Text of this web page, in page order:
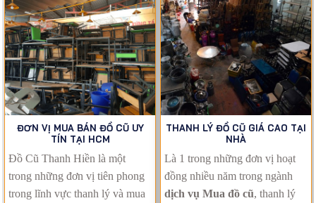
ĐƠN VỊ MUA BÁN ĐỒ CŨ UY
TÍN TẠI HCM
Đồ Cũ Thanh Hiền là một
trong những đơn vị tiên phong
trong lĩnh vực thanh lý và mua
THANH LÝ ĐỒ CŨ GIÁ CAO TẠI
NHÀ
Là 1 trong những đơn vị hoạt
đồng nhiều năm trong ngành
dịch vụ Mua đồ cũ, thanh lý